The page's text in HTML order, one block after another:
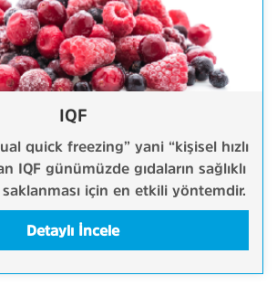
IQF
quick freezing” yani “kişisel hızlı
IQF günümüzde gıdaların sağlıklı
için en etkili yöntemdir.
Detaylı İncele